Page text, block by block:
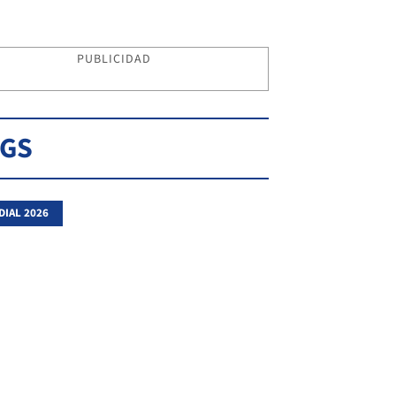
PUBLICIDAD
2026